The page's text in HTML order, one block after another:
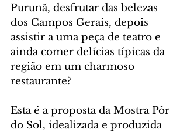
Purunã, desfrutar das belezas
dos Campos Gerais, depois
assistir a uma peça de teatro e
ainda comer delícias típicas da
região em um charmoso
restaurante?
Esta é a proposta da Mostra Pôr
do Sol, idealizada e produzida